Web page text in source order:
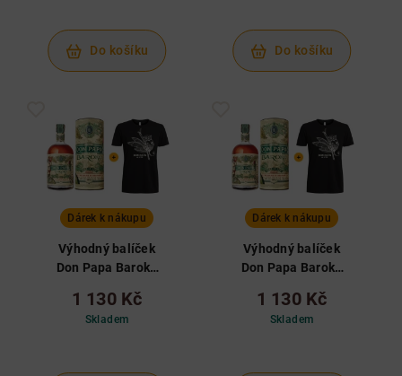
Do košíku Do košíku
Dárek k nákupu
Výhodný balíček
Don Papa Baroko
1 130 Kč
Skladem
Dárek k nákupu
Výhodný balíček
Don Papa Baroko
1 130 Kč
Skladem